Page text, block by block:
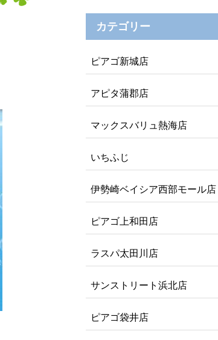
カテゴリー
ピアゴ新城店
アピタ蒲郡店
マックスバリュ熱海店
いちふじ
伊勢崎ベイシア西部モール店
ピアゴ上和田店
ラスパ太田川店
サンストリート浜北店
ピアゴ袋井店